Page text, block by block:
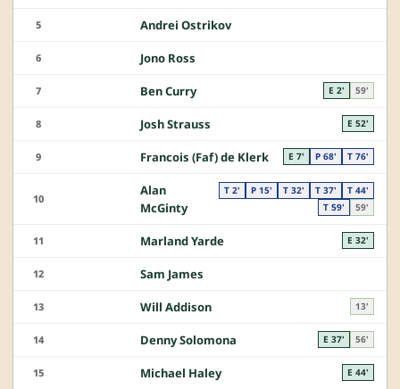
5 Andrei Ostrikov
6 Jono Ross
7 Ben Curry E 2' 59'
8 Josh Strauss E 52'
9 Francois (Faf) de Klerk E 7' P 68' T 76'
10
Alan
McGinty
T 2' P 15' T 32' T 37'
T 44'
T 59'
59'
11 Marland Yarde E 32'
12 Sam James
13 Will Addison 13'
14 Denny Solomona E 37' 56'
15 Michael Haley E 44'